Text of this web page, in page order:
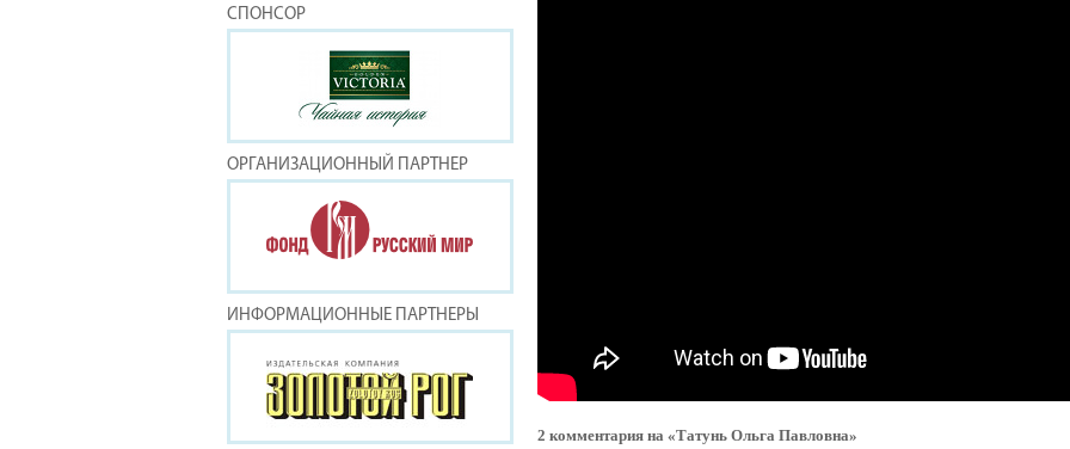
СПОНСОР
ОРГАНИЗАЦИОННЫЙ ПАРТНЕР
ИНФОРМАЦИОННЫЕ ПАРТНЕРЫ
2 комментария на «Татунь Ольга Павловна»